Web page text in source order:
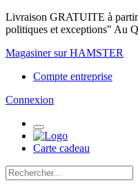
Livraison GRATUITE à
politiques et exceptions" Au
Magasiner sur HAMSTER
Compte entreprise
Connexion
Carte cadeau